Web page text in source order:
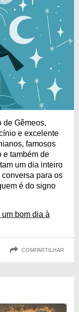
de Gêmeos,
e excelente
famosos
e também de
um dia inteiro
para os
é do signo
bom dia à
COMPARTILHAR